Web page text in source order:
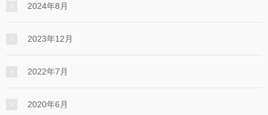
2024年8月
2023年12月
2022年7月
2020年6月